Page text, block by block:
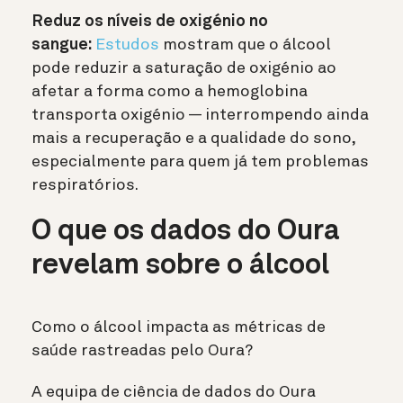
Reduz os níveis de oxigénio no
sangue: Estudos mostram que o álcool
pode reduzir a saturação de oxigénio ao
afetar a forma como a hemoglobina
transporta oxigénio — interrompendo ainda
mais a recuperação e a qualidade do sono,
especialmente para quem já tem problemas
respiratórios.
O que os dados do Oura
revelam sobre o álcool
Como o álcool impacta as métricas de
saúde rastreadas pelo Oura?
A equipa de ciência de dados do Oura